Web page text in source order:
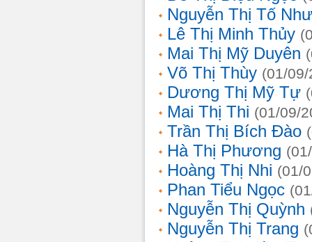
Nguyễn Thị Tố Như
Lê Thị Minh Thủy
Mai Thị Mỹ Duyên
Võ Thị Thùy (01/
Dương Thị Mỹ Tự
Mai Thị Thi (01/09/
Trần Thị Bích Đào
Hà Thị Phương
Hoàng Thị Nhi (01/
Phan Tiểu Ngọc
Nguyễn Thị Quỳnh
Nguyễn Thị Trang